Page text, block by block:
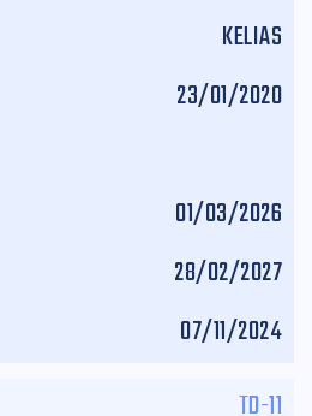
KELIAS
23/01/2020
01/03/2026
28/02/2027
07/11/2024
TD-11